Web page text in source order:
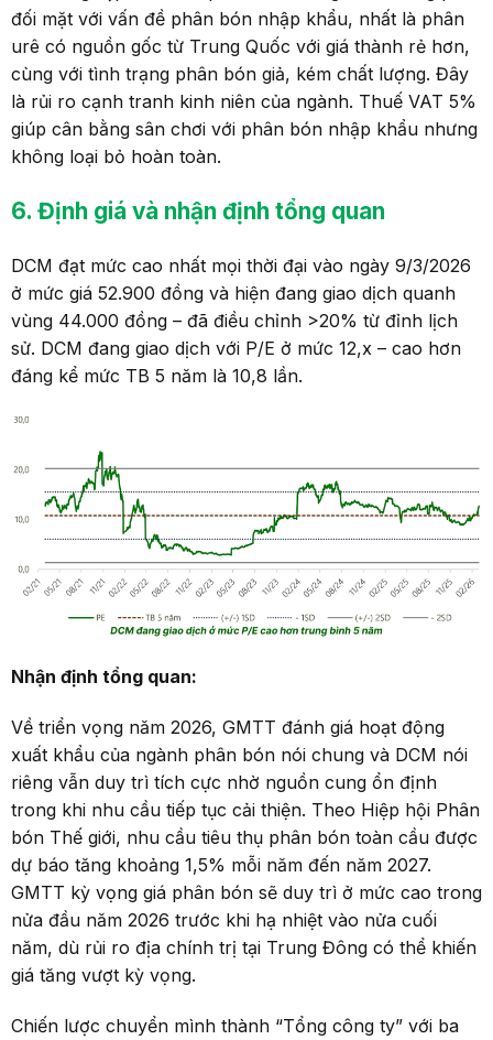
đối mặt với vấn đề phân bón nhập khẩu, nhất là phân
urê có nguồn gốc từ Trung Quốc với giá thành rẻ hơn,
cùng với tình trạng phân bón giả, kém chất lượng. Đây
là rủi ro cạnh tranh kinh niên của ngành. Thuế VAT 5%
giúp cân bằng sân chơi với phân bón nhập khẩu nhưng
không loại bỏ hoàn toàn.
6. Định giá và nhận định tổng quan
DCM đạt mức cao nhất mọi thời đại vào ngày 9/3/2026
ở mức giá 52.900 đồng và hiện đang giao dịch quanh
vùng 44.000 đồng – đã điều chỉnh >20% từ đỉnh lịch
sử. DCM đang giao dịch với P/E ở mức 12,x – cao hơn
đáng kể mức TB 5 năm là 10,8 lần.
Nhận định tổng quan:
Về triển vọng năm 2026, GMTT đánh giá hoạt động
xuất khẩu của ngành phân bón nói chung và DCM nói
riêng vẫn duy trì tích cực nhờ nguồn cung ổn định
trong khi nhu cầu tiếp tục cải thiện. Theo Hiệp hội Phân
bón Thế giới, nhu cầu tiêu thụ phân bón toàn cầu được
dự báo tăng khoảng 1,5% mỗi năm đến năm 2027.
GMTT kỳ vọng giá phân bón sẽ duy trì ở mức cao trong
nửa đầu năm 2026 trước khi hạ nhiệt vào nửa cuối
năm, dù rủi ro địa chính trị tại Trung Đông có thể khiến
giá tăng vượt kỳ vọng.
Chiến lược chuyển mình thành “Tổng công ty” với ba